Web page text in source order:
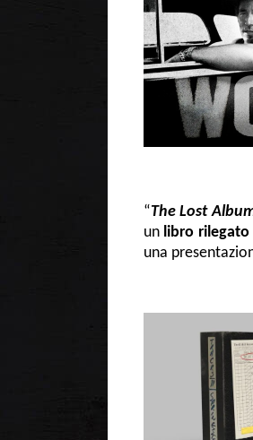
“The Lost
un libro
una